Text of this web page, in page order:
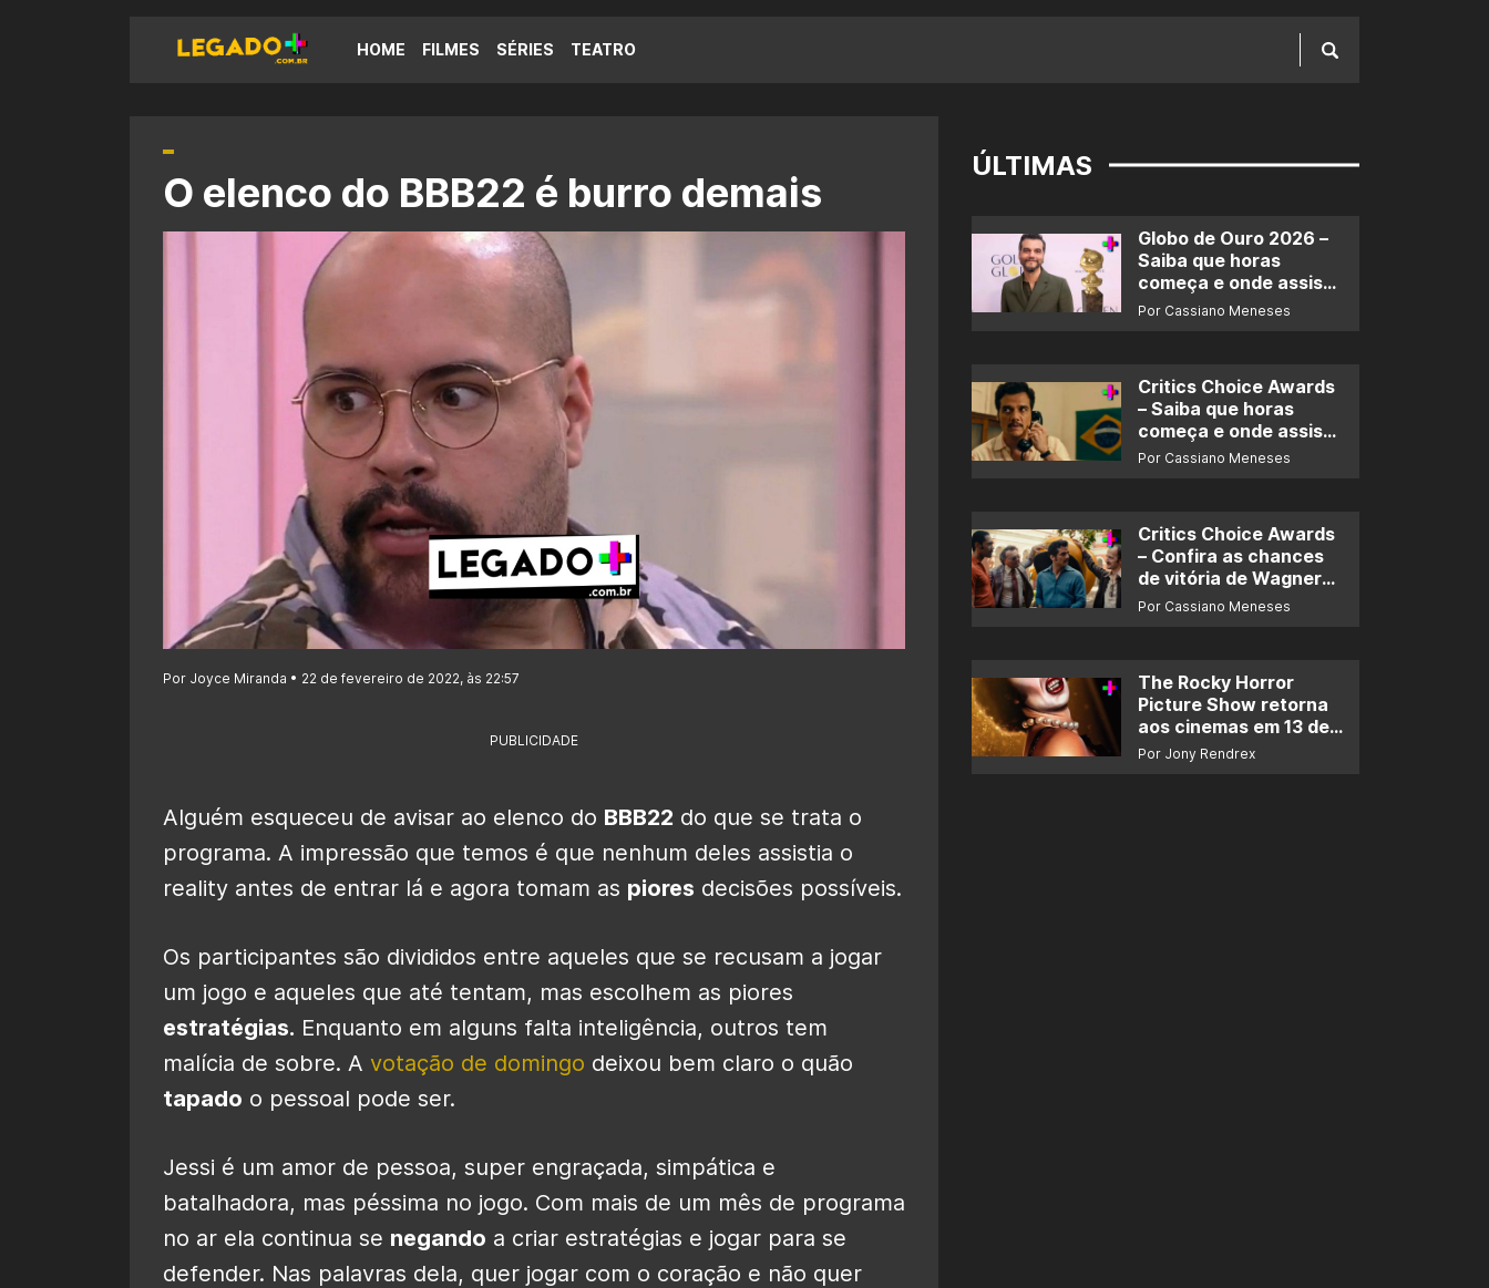
HOME FILMES SÉRIES TEATRO
O elenco do BBB22 é burro demais
Por Joyce Miranda • 22 de fevereiro de 2022, às 22:57
PUBLICIDADE
Alguém esqueceu de avisar ao elenco do BBB22 do que se trata o
programa. A impressão que temos é que nenhum deles assistia o
reality antes de entrar lá e agora tomam as piores decisões possíveis.
Os participantes são divididos entre aqueles que se recusam a jogar
um jogo e aqueles que até tentam, mas escolhem as piores
estratégias. Enquanto em alguns falta inteligência, outros tem
malícia de sobre. A votação de domingo deixou bem claro o quão
tapado o pessoal pode ser.
Jessi é um amor de pessoa, super engraçada, simpática e
batalhadora, mas péssima no jogo. Com mais de um mês de programa
no ar ela continua se negando a criar estratégias e jogar para se
defender. Nas palavras dela, quer jogar com o coração e não quer
ÚLTIMAS
Globo de Ouro 2026 –
Saiba que horas
começa e onde assistir
ao prêmio
Por Cassiano Meneses
Critics Choice Awards
– Saiba que horas
começa e onde assistir
ao prêmio
Por Cassiano Meneses
Critics Choice Awards
– Confira as chances
de vitória de Wagner
Moura e de ‘O Agente
Por Cassiano Meneses
The Rocky Horror
Picture Show retorna
aos cinemas em 13 de
novembro
Por Jony Rendrex